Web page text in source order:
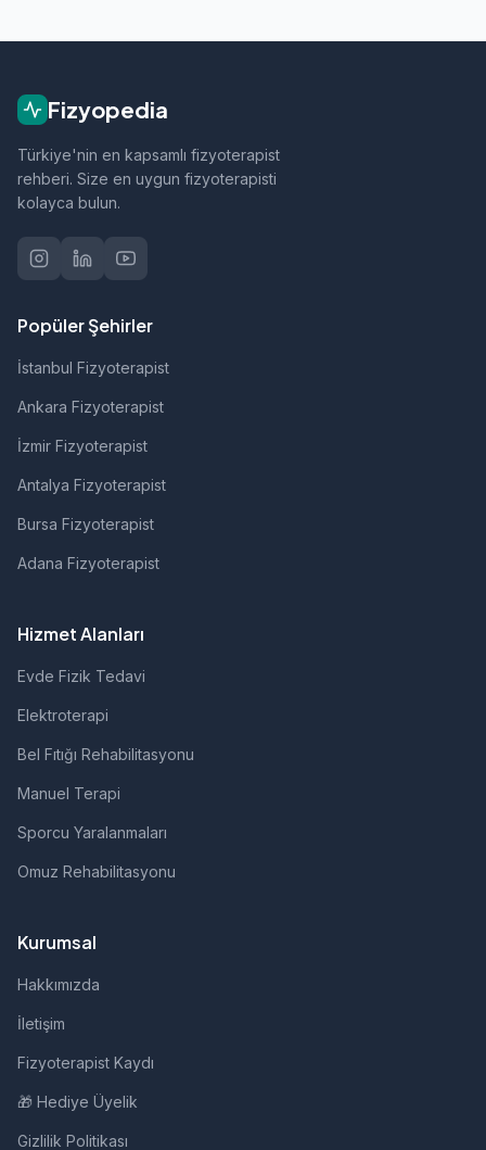
Fizyopedia
Türkiye'nin en kapsamlı fizyoterapist
rehberi. Size en uygun fizyoterapisti
kolayca bulun.
Popüler Şehirler
İstanbul Fizyoterapist
Ankara Fizyoterapist
İzmir Fizyoterapist
Antalya Fizyoterapist
Bursa Fizyoterapist
Adana Fizyoterapist
Hizmet Alanları
Evde Fizik Tedavi
Elektroterapi
Bel Fıtığı Rehabilitasyonu
Manuel Terapi
Sporcu Yaralanmaları
Omuz Rehabilitasyonu
Kurumsal
Hakkımızda
İletişim
Fizyoterapist Kaydı
🎁 Hediye Üyelik
Gizlilik Politikası